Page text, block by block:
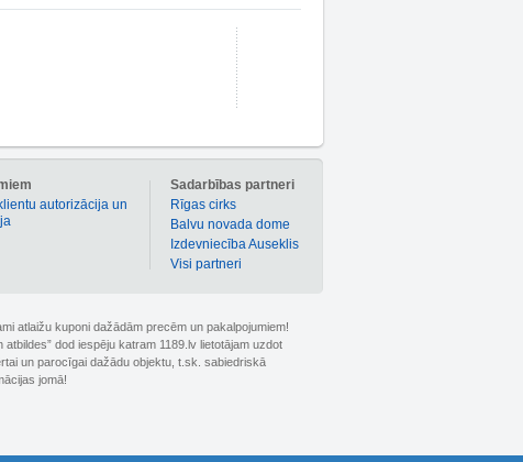
Sadarbības partneri
Rīgas cirks
Balvu novada dome
Izdevniecība Auseklis
Visi partneri
autorizācija un
atlaižu kuponi dažādām precēm un pakalpojumiem!
dod iespēju katram 1189.lv lietotājam uzdot
un parocīgai dažādu objektu, t.sk. sabiedriskā
jomā!